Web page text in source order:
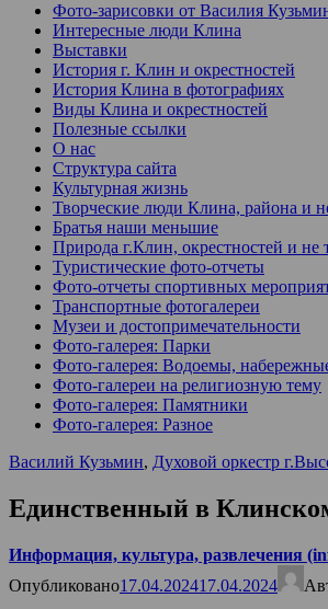
Фото-зарисовки от Василия
Интересные люди Клина
Выставки
История г. Клин и окрестностей
История Клина в фотографиях
Виды Клина и окрестностей
Полезные ссылки
О нас
Структура сайта
Культурная жизнь
Творческие люди Клина, района и
Братья наши меньшие
Природа г.Клин, окрестностей и не
Туристические фото-отчеты
Фото-отчеты спортивных
Транспортные фотогалереи
Музеи и достопримечательности
Фото-галерея: Парки
Фото-галерея: Водоемы,
Фото-галереи на религиозную тему
Фото-галерея: Памятники
Фото-галерея: Разное
Василий Кузьмин, Духовой оркестр
Единственный в
Информация, культура, развлечения
Опубликовано17.04.202417.04.2024